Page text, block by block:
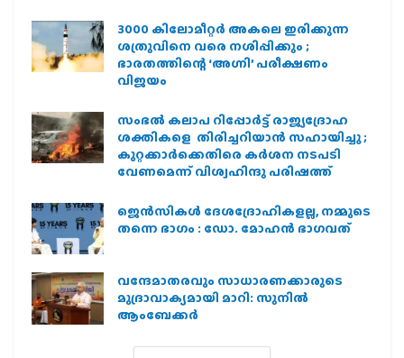
3000 കിലോമീറ്റർ അകലെ ഇരിക്കുന്ന
ശത്രുവിനെ വരെ നശിപ്പിക്കും ;
ഭാരതത്തിന്റെ ‘അഗ്നി’ പരീക്ഷണം
വിജയം
സംഭൽ കലാപ റിപ്പോർട്ട് രാജ്യദ്രോഹ
ശക്തികളെ തിരിച്ചറിയാൻ സഹായിച്ചു ;
കുറ്റക്കാർക്കെതിരെ കർശന നടപടി
വേണമെന്ന് വിശ്വഹിന്ദു പരിഷത്ത്
ജെന്‍സികള്‍ ദേശദ്രോഹികളല്ല, നമ്മുടെ
തന്നെ ഭാഗം : ഡോ. മോഹന്‍ ഭാഗവത്
വന്ദേമാതരവും സാധാരണക്കാരുടെ
മുദ്രാവാക്യമായി മാറി: സുനിൽ
ആംബേക്കർ